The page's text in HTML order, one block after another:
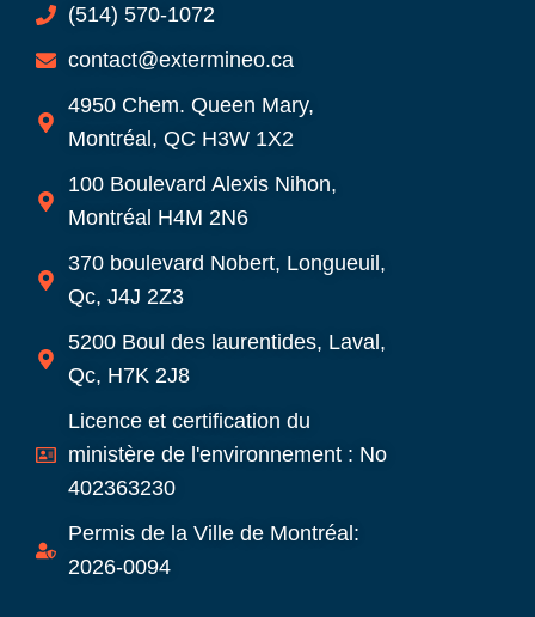
(514) 570-1072
contact@extermineo.ca
4950 Chem. Queen Mary,
Montréal, QC H3W 1X2
100 Boulevard Alexis Nihon,
Montréal H4M 2N6
370 boulevard Nobert, Longueuil,
Qc, J4J 2Z3
5200 Boul des laurentides, Laval,
Qc, H7K 2J8
Licence et certification du
ministère de l'environnement : No
402363230
Permis de la Ville de Montréal:
2026-0094